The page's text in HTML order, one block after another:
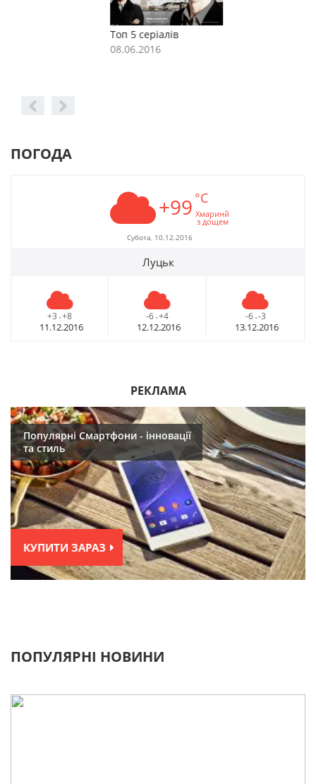
ПОГОДА
+99 °C
Хмаринй
з дощем
Субота, 10.12.2016
Луцьк
+3 - +8
11.12.2016
-6 - +4
12.12.2016
-6 - -3
13.12.2016
РЕКЛАМА
Популярні Смартфони - інновації
та стиль
КУПИТИ ЗАРАЗ
ПОПУЛЯРНІ НОВИНИ